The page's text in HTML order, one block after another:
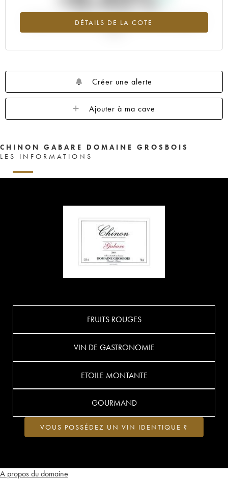
DÉTAILS DE LA COTE
Tendance à la hausse du millésime 2011 en 2026 par rapport à
Créer une alerte
Ajouter à ma cave
CHINON GABARE DOMAINE GROSBOIS
LES INFORMATIONS
A propos du domaine
FRUITS ROUGES
VIN DE GASTRONOMIE
ETOILE MONTANTE
GOURMAND
VOUS POSSÉDEZ UN VIN IDENTIQUE ?